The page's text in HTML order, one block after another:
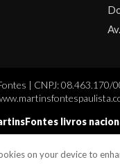
| CNPJ: 08.463.170/
livros
on your device to